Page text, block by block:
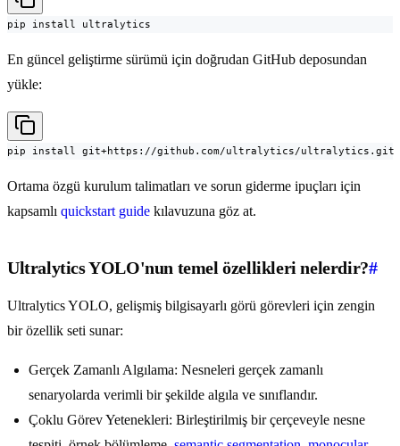
pip install ultralytics
En güncel geliştirme sürümü için doğrudan GitHub deposundan
yükle:
pip install git+https://github.com/ultralytics/ultralytics.git
Ortama özgü kurulum talimatları ve sorun giderme ipuçları için
kapsamlı quickstart guide kılavuzuna göz at.
Ultralytics YOLO'nun temel özellikleri nelerdir?#
Ultralytics YOLO, gelişmiş bilgisayarlı görü görevleri için zengin
bir özellik seti sunar:
Gerçek Zamanlı Algılama: Nesneleri gerçek zamanlı
senaryolarda verimli bir şekilde algıla ve sınıflandır.
Çoklu Görev Yetenekleri: Birleştirilmiş bir çerçeveyle nesne